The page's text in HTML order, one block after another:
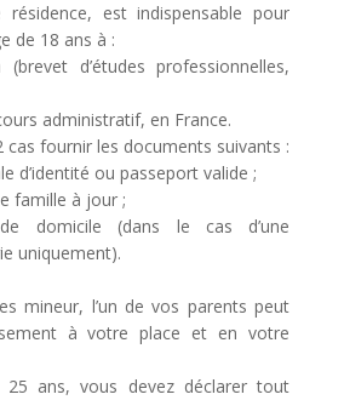
est indispensable pour
de 18 ans à :
d’études professionnelles,
administratif, en France.
cas fournir les documents suivants :
d’identité ou passeport valide ;
famille à jour ;
domicile (dans le cas d’une
uniquement).
mineur, l’un de vos parents peut
à votre place et en votre
25 ans, vous devez déclarer tout